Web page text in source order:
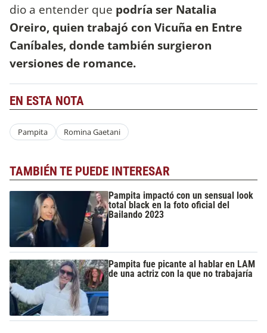
dio a entender que podría ser Natalia
Oreiro, quien trabajó con Vicuña en Entre
Caníbales, donde también surgieron
versiones de romance.
EN ESTA NOTA
Pampita Romina Gaetani
TAMBIÉN TE PUEDE INTERESAR
Pampita impactó con un sensual look
total black en la foto oficial del
Bailando 2023
Pampita fue picante al hablar en LAM
de una actriz con la que no trabajaría